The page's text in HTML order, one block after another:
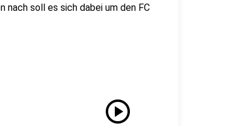
nach soll es sich dabei um den FC
play_circle